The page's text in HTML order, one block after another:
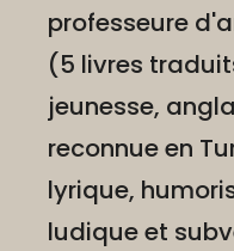
professeure
(5 livres
jeunesse,
reconnue en
lyrique,
ludique et